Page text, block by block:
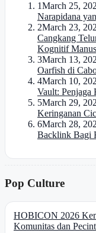
1March 25,
Narapidana
2March 23,
Cangkang
Kognitif
3March 13,
Oarfish di
4March 10,
Vault: Penjaga
5March 29,
Keringanan
6March 28,
Backlink Bagi
Pop Culture
HOBICON 2026
Komunitas dan